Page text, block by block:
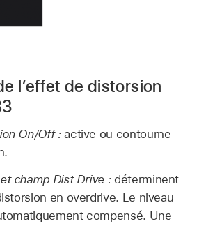
l’effet de distorsion
On/Off :active ou contourne
champ Dist Drive :déterminent
en overdrive. Le niveau
compensé. Une